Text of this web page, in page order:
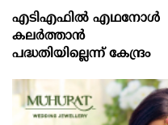
എടിഎഫില്‍ എഥനോള്‍
കലര്‍ത്താന്‍
പദ്ധതിയില്ലെന്ന് കേന്ദ്രം